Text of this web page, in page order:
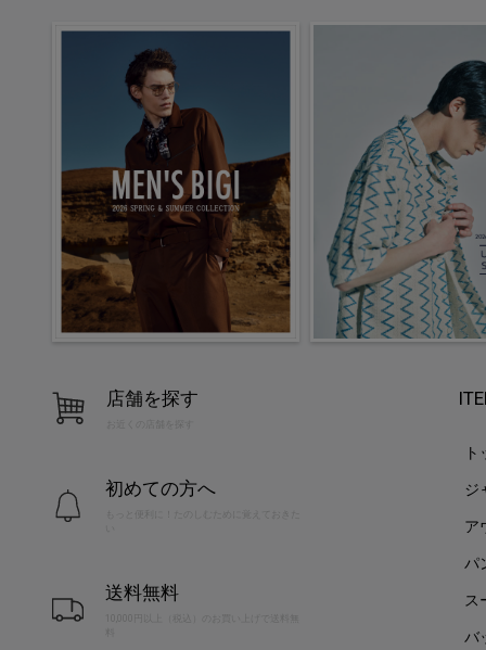
店舗を探す
お近くの店舗を探す
初めての方へ
送料無料
10,000円以上（税込）のお買い上げで送料無
ジ
ア
パ
ス
バ